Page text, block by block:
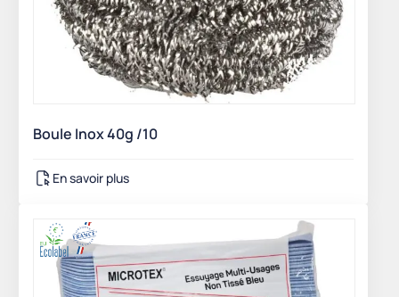
Boule Inox 40g /10
En savoir plus